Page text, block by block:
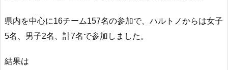
県内を中心に16チーム157名の参加で、ハルトノからは女子
5名、男子2名、計7名で参加しました。
結果は